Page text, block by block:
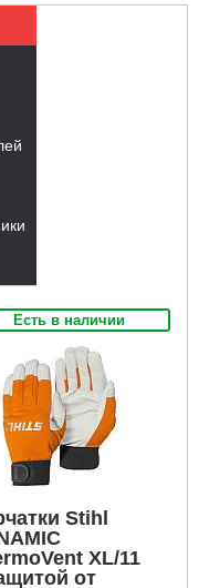
Есть в наличии
Stihl
XL/11
от